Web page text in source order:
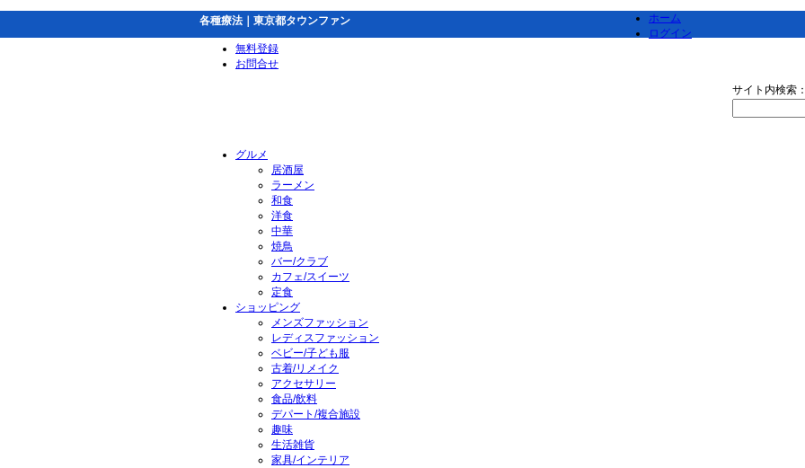
各種療法｜東京都タウンファン
ホーム
ログイン
無料登録
お問合せ
サイト内検索
グルメ
居酒屋
ラーメン
和食
洋食
中華
焼鳥
バー/クラブ
カフェ/スイーツ
定食
ショッピング
メンズファッション
レディスファッション
ベビー/子ども服
古着/リメイク
アクセサリー
食品/飲料
デパート/複合施設
趣味
生活雑貨
家具/インテリア